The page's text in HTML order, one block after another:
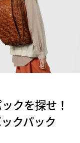
クを探せ！
クパック